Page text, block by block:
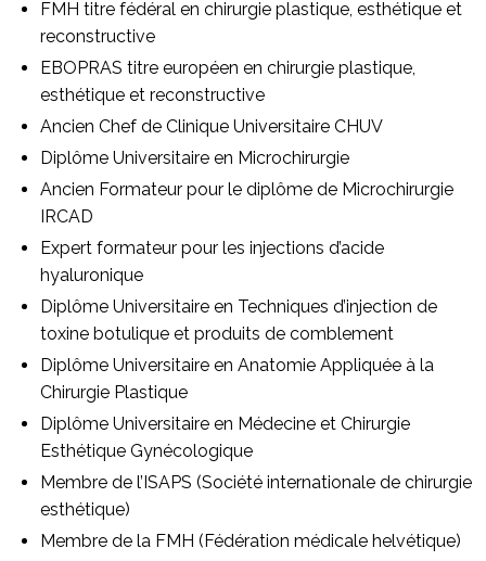
FMH titre fédéral en chirurgie plastique, esthétique et
reconstructive
EBOPRAS titre européen en chirurgie plastique,
esthétique et reconstructive
Ancien Chef de Clinique Universitaire CHUV
Diplôme Universitaire en Microchirurgie
Ancien Formateur pour le diplôme de Microchirurgie
IRCAD
Expert formateur pour les injections d’acide
hyaluronique
Diplôme Universitaire en Techniques d’injection de
toxine botulique et produits de comblement
Diplôme Universitaire en Anatomie Appliquée à la
Chirurgie Plastique
Diplôme Universitaire en Médecine et Chirurgie
Esthétique Gynécologique
Membre de l’ISAPS (Société internationale de chirurgie
esthétique)
Membre de la FMH (Fédération médicale helvétique)